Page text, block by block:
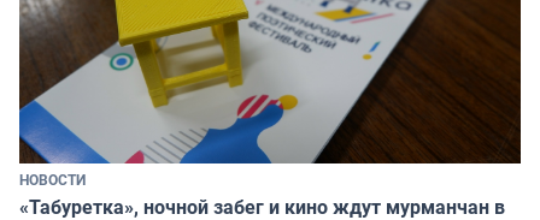
НОВОСТИ
«Табуретка», ночной забег и кино ждут мурманчан в